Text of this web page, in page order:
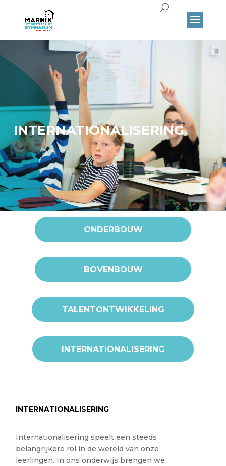
INTERNATIONALISERING
ONDERBOUW
BOVENBOUW
TALENTONTWIKKELING
INTERNATIONALISERING
INTERNATIONALISERING
Internationalisering speelt een steeds
belangrijkere rol in de wereld van onze
leerlingen. In ons onderwijs brengen we